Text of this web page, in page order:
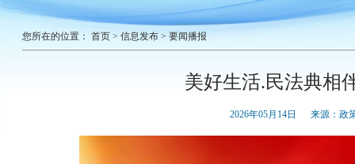
您所在的位置： 首页 > 信息发布 > 要闻播报
美好生活.民法典
2026年05月14日 来源：政